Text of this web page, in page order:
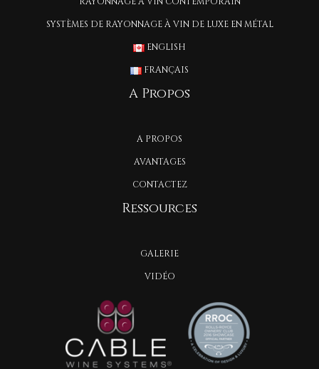
SYSTÈMES DE RAYONNAGE À VIN DE LUXE EN MÉTAL
ENGLISH
FRANÇAIS
A Propos
A PROPOS
AVANTAGES
CONTACTEZ
Ressources
GALERIE
VIDÉO